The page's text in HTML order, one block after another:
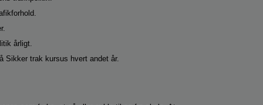
årligt.
Sikker trak kursus hvert andet år.